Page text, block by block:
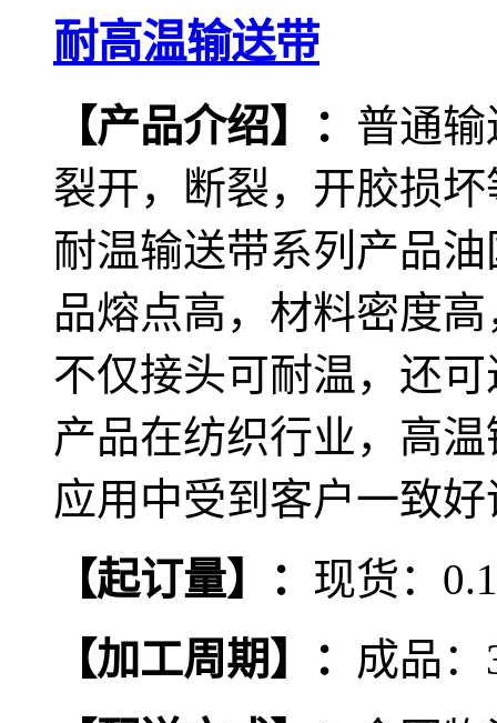
耐高温输送带
【产品介绍】 ： 普通
裂开，断裂，开胶损
耐温输送带系列产品
品熔点高，材料密度
不仅接头可耐温，还
产品在纺织行业，高
应用中受到客户一致
【起订量】 ： 现货：
【加工周期 】 ： 成品